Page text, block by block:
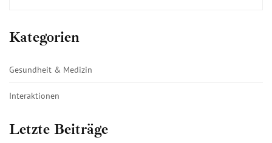
Kategorien
Gesundheit & Medizin
Interaktionen
Letzte Beiträge